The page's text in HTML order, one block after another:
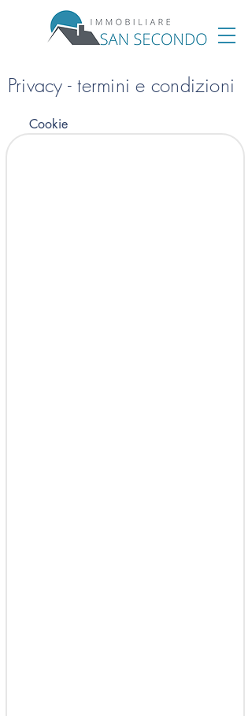
Privacy - termini e condizioni
Cookie